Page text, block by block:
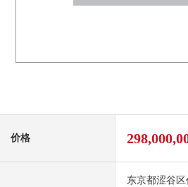
价格
东京都涩谷区